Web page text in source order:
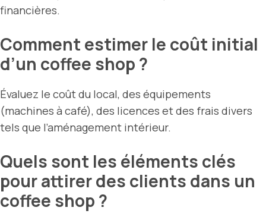
financières.
Comment estimer le coût initial
d’un coffee shop ?
Évaluez le coût du local, des équipements
(machines à café), des licences et des frais divers
tels que l’aménagement intérieur.
Quels sont les éléments clés
pour attirer des clients dans un
coffee shop ?